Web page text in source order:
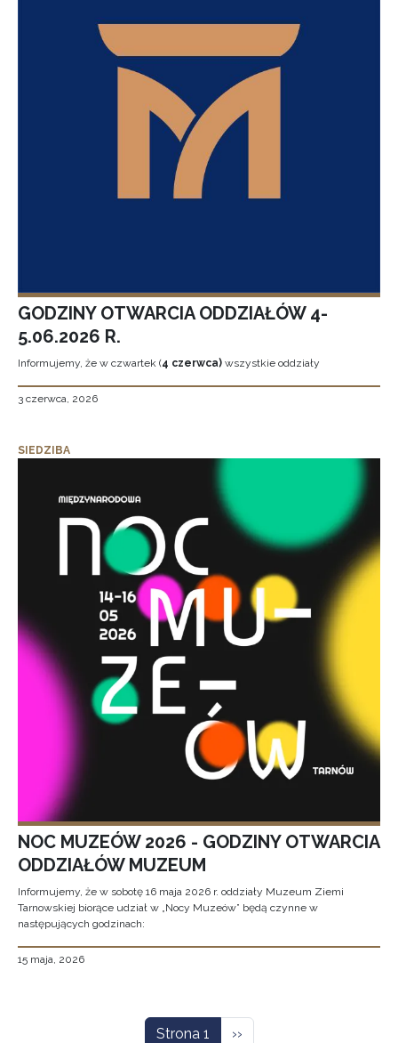
GODZINY OTWARCIA ODDZIAŁÓW 4-
5.06.2026 R.
Informujemy, że w czwartek (4 czerwca) wszystkie oddziały
3 czerwca, 2026
SIEDZIBA
NOC MUZEÓW 2026 - GODZINY OTWARCIA
ODDZIAŁÓW MUZEUM
Informujemy, że w sobotę 16 maja 2026 r. oddziały Muzeum Ziemi
Tarnowskiej biorące udział w „Nocy Muzeów” będą czynne w
następujących godzinach:
15 maja, 2026
Strona 1 Następna strona
››